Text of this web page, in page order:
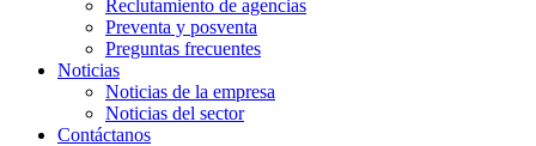
Reclutamiento de agencias
Preventa y posventa
Preguntas frecuentes
Noticias
Noticias de la empresa
Noticias del sector
Contáctanos